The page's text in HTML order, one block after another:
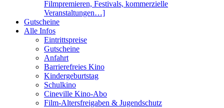
Filmpremieren, Festivals, kommerzielle
Veranstaltungen…]
Gutscheine
Alle Infos
Eintrittspreise
Gutscheine
Anfahrt
Barrierefreies Kino
Kindergeburtstag
Schulkino
Cineville Kino-Abo
Film-Altersfreigaben & Jugendschutz